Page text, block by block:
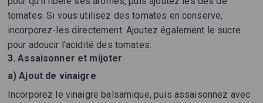
tomates. Si vous utilisez des tomates en conserve,
incorporez-les directement. Ajoutez également le sucre
pour adoucir l'acidité des tomates.
3. Assaisonner et mijoter
a) Ajout de vinaigre
Incorporez le vinaigre balsamique, puis assaisonnez avec